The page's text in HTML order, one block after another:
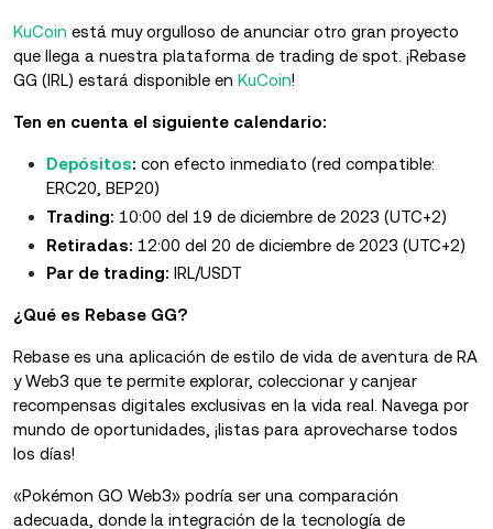
KuCoin está muy orgulloso de anunciar otro gran proyecto
que llega a nuestra plataforma de trading de spot. ¡Rebase
GG (IRL) estará disponible en KuCoin!
Ten en cuenta el siguiente calendario:
Depósitos: con efecto inmediato (red compatible:
ERC20, BEP20)
Trading: 10:00 del 19 de diciembre de 2023 (UTC+2)
Retiradas: 12:00 del 20 de diciembre de 2023 (UTC+2)
Par de trading: IRL/USDT
¿Qué es Rebase GG?
Rebase es una aplicación de estilo de vida de aventura de RA
y Web3 que te permite explorar, coleccionar y canjear
recompensas digitales exclusivas en la vida real. Navega por
mundo de oportunidades, ¡listas para aprovecharse todos
los días!
«Pokémon GO Web3» podría ser una comparación
adecuada, donde la integración de la tecnología de